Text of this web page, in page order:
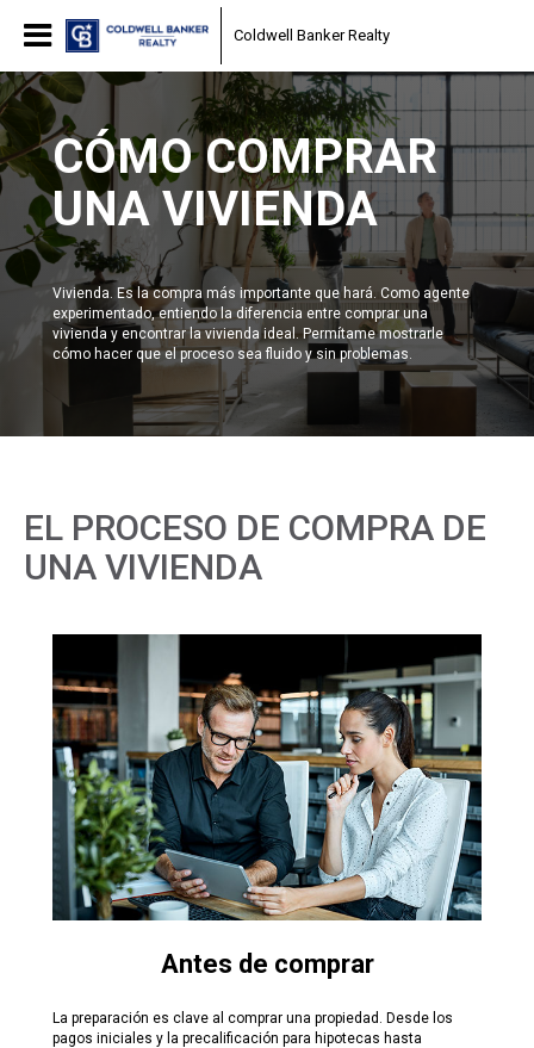
Coldwell Banker Realty
CÓMO COMPRAR
UNA VIVIENDA
Vivienda. Es la compra más importante que hará. Como agente
experimentado, entiendo la diferencia entre comprar una
vivienda y encontrar la vivienda ideal. Permítame mostrarle
cómo hacer que el proceso sea fluido y sin problemas.
EL PROCESO DE COMPRA DE
UNA VIVIENDA
Antes de comprar
La preparación es clave al comprar una propiedad. Desde los
pagos iniciales y la precalificación para hipotecas hasta